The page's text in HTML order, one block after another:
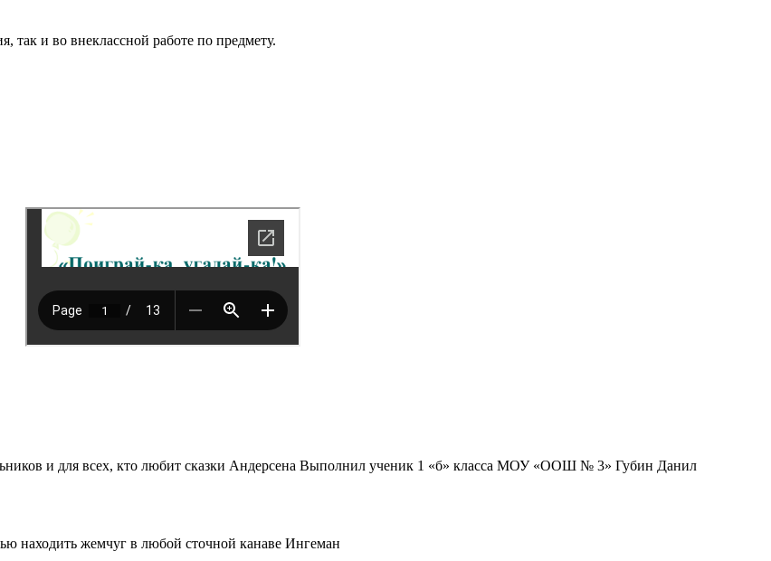
так и во внеклассной работе по предмету.
и для всех, кто любит сказки Андерсена Выполнил ученик 1 «б» класса МОУ «ООШ № 3» Губин Данил
находить жемчуг в любой сточной канаве Ингеман